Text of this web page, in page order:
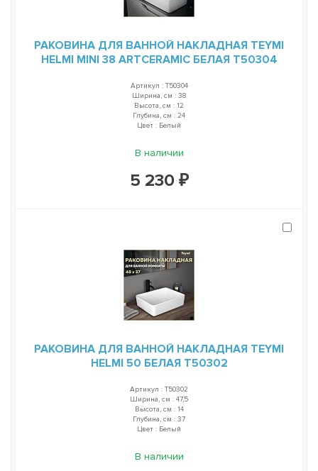
РАКОВИНА ДЛЯ ВАННОЙ НАКЛАДНАЯ TEYMI
HELMI MINI 38 ARTCERAMIC БЕЛАЯ T50304
Артикул : T50304
Ширина, см : 38
Высота, см : 12
Глубина, см : 24
Цвет : Белый
В наличии
5 230 ₽
РАКОВИНА ДЛЯ ВАННОЙ НАКЛАДНАЯ TEYMI
HELMI 50 БЕЛАЯ T50302
Артикул : T50302
Ширина, см : 47,5
Высота, см : 14
Глубина, см : 37
Цвет : Белый
В наличии